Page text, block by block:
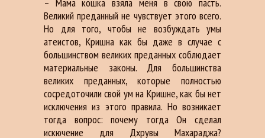
– Мама кошка взяла меня в свою пасть.
Великий преданный не чувствует этого всего.
Но для того, чтобы не возбуждать умы
атеистов, Кришна как бы даже в случае с
большинством великих преданных соблюдает
материальные законы. Для большинства
великих преданных, которые полностью
сосредоточили свой ум на Кришне, как бы нет
исключения из этого правила. Но возникает
тогда вопрос: почему тогда Он сделал
искючение для Дхрувы Махараджа?